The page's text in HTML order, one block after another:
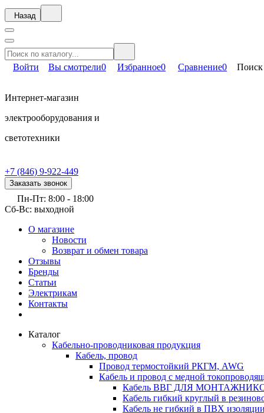
Назад
Войти Вы смотрели0 Избранное0 Сравнение0 Поиск
Интернет-магазин
электрооборудования и
светотехники
+7 (846) 9-922-449
Заказать звонок
Пн-Пт: 8:00 - 18:00
Сб-Вс: выходной
О магазине
Новости
Возврат и обмен товара
Отзывы
Бренды
Статьи
Электрикам
Контакты
Каталог
Кабельно-проводниковая продукция
Кабель, провод
Провод термостойкий РКГМ, AWG
Кабель и провод с медной
Кабель ВВГ ДЛЯ
Кабель гибкий круглый в
Кабель не гибкий в ПВХ